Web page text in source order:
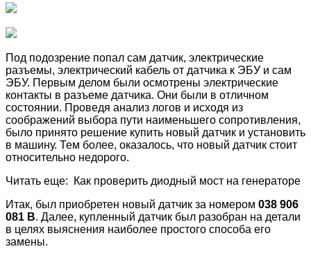
Под подозрение попал сам датчик, электрические
разъемы, электрический кабель от датчика к ЭБУ и сам
ЭБУ. Первым делом были осмотрены электрические
контакты в разъеме датчика. Они были в отличном
состоянии. Проведя анализ логов и исходя из
соображений выбора пути наименьшего сопротивления,
было принято решение купить новый датчик и установить
в машину. Тем более, оказалось, что новый датчик стоит
относительно недорого.
Читать еще: Как проверить диодный мост на генераторе
Итак, был приобретен новый датчик за номером 038 906
081 B. Далее, купленный датчик был разобран на детали
в целях выяснения наиболее простого способа его
замены.